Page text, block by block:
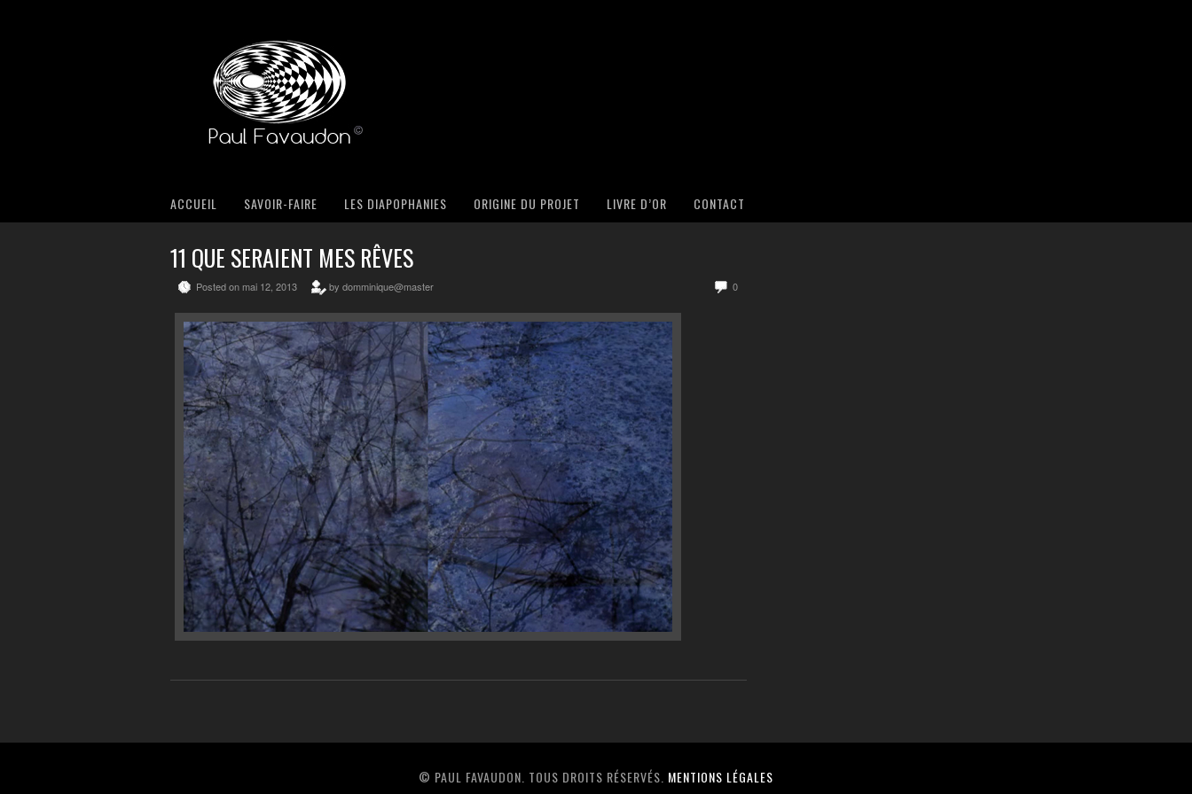
ACCUEIL SAVOIR-FAIRE LES DIAPOPHANIES ORIGINE DU PROJET LIVRE D’OR CONTACT
11 QUE SERAIENT MES RÊVES
Posted on mai 12, 2013 by domminique@master 0
© PAUL FAVAUDON. TOUS DROITS RÉSERVÉS. MENTIONS LÉGALES